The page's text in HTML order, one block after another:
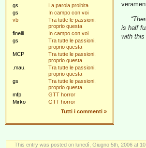
gs
La parola proibita
gs
In campo con voi
vb
Tra tutte le passioni,
proprio questa
finelli
In campo con voi
gs
Tra tutte le passioni,
proprio questa
MCP
Tra tutte le passioni,
proprio questa
.mau.
Tra tutte le passioni,
proprio questa
gs
Tra tutte le passioni,
proprio questa
mfp
GTT horror
Mirko
GTT horror
Tutti i commenti »
is half
with
This entry was posted on lunedì, Giugno 5th, 2006 at